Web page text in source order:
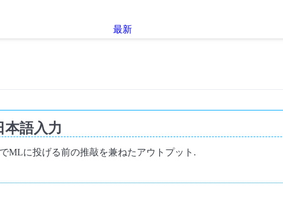
最新
語入力
MLに投げる前の推敲を兼ねたアウトプット.